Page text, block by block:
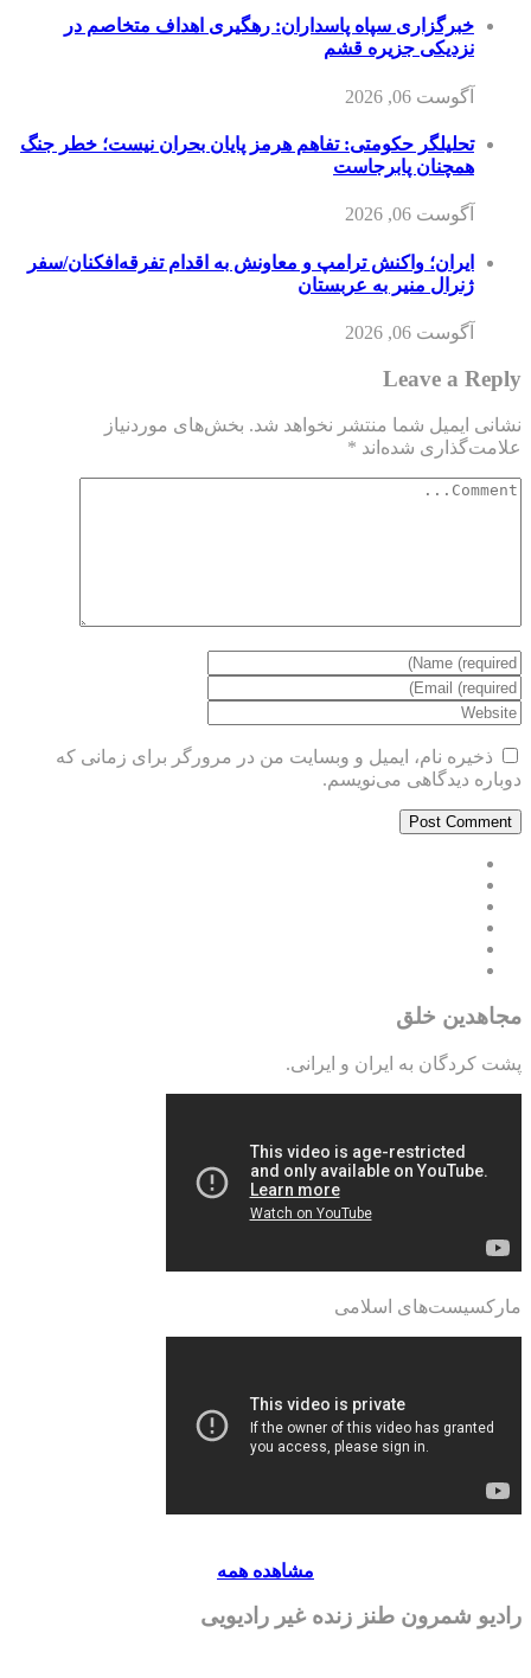
خبرگزاری سپاه پاسداران: رهگیری اهداف متخاصم در
نزدیکی جزیره قشم
آگوست 06, 2026
تحلیلگر حکومتی: تفاهم هرمز پایان بحران نیست؛ خطر جنگ
همچنان پابرجاست
آگوست 06, 2026
ایران؛ واکنش ترامپ و معاونش به اقدام تفرقه‌افکنان/سفر
ژنرال منیر به عربستان
آگوست 06, 2026
Leave a Reply
نشانی ایمیل شما منتشر نخواهد شد. بخش‌های موردنیاز
علامت‌گذاری شده‌اند *
ذخیره نام، ایمیل و وبسایت من در مرورگر برای زمانی که
دوباره دیدگاهی می‌نویسم.
مجاهدین خلق
پشت کردگان به ایران و ایرانی.
مارکسیست‌های اسلامی
مشاهده همه
رادیو شمرون طنز زنده غیر رادیویی